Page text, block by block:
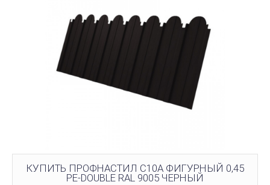
КУПИТЬ ПРОФНАСТИЛ C10A ФИГУРНЫЙ 0,45
PE-DOUBLE RAL 9005 ЧЕРНЫЙ